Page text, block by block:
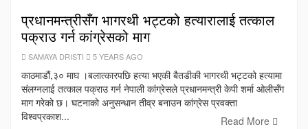
प्रधानमन्त्रीसँग भागरथी भट्टको हत्यारालाई तत्काल
पक्राउ गर्न कांग्रेसको माग
SAMAYA DRISTI 5 YEARS AGO
काठमाडौं,३० माघ ।बलात्कारपछि हत्या भएकी बैतडीकी भागरथी भट्टको हत्यामा
संलग्नलाई तत्काल पक्राउ गर्न नेपाली कांग्रेसले प्रधानमन्त्री केपी शर्मा ओलीसँग
माग गरेको छ। घटनाको अनुसन्धान तीव्र बनाउन कांग्रेस प्रवक्ता
विश्वप्रकाश...
Read More